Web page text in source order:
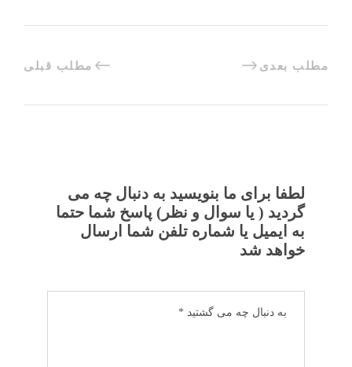
مطلب قبلی مطلب بعدی
لطفا برای ما بنویسید به دنبال چه می
گردید ( یا سوال و نظر) پاسخ شما حتما
به ایمیل یا شماره تلفن شما ارسال
خواهد شد